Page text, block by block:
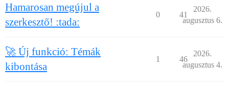
Hamarosan megújul a
szerkesztő! :tada:
0 41
2026.
augusztus 6.
🚀 Új funkció: Témák
kibontása
1 46
2026.
augusztus 4.